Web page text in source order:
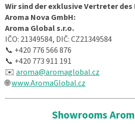
Wir sind der exklusive Vertreter
Aroma Nova GmbH:
Aroma Global s.r.o.
IČO: 21349584, DIČ: CZ21349584
📞 +420 776 566 876
📞 +420 773 911 191
✉️ aroma@aromaglobal.cz
🌐www.AromaGlobal.cz
Showrooms